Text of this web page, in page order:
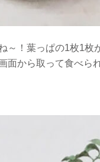
～！葉っぱの1枚1枚
面から取って食べら